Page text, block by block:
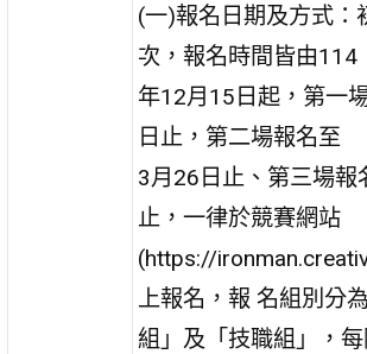
(一)報名日期及方式：
次，報名時間皆由114
年12月15日起，第一
日止，第二場報名至
3月26日止、第三場報
止，一律於競賽網站
(https://
上報名，報 名組別分
組」及「技職組」，